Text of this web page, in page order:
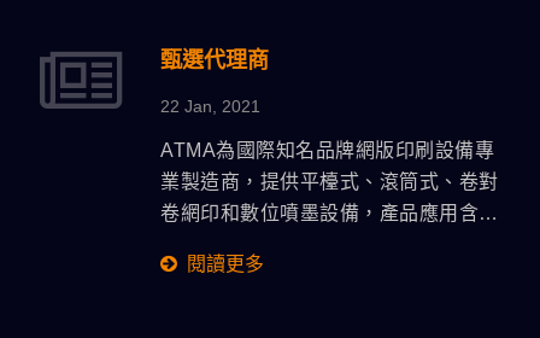
際市場上塑造臺灣產業創新形象。 至今
已經歷30屆，東遠秉持創新研發的初
衷，歷屆連續獲獎共87項，其中兩項榮
獲精品銀質獎。 追溯東遠自第一屆獲獎
的產品至第30屆，順應網印應用的發展
潮流，從草創期研發世界第一台氣動式
位化，智能化視覺對位系列網印生產
甄選代理商
22 Jan, 2021
ATMA為國際知名品牌網版印刷設備專
業製造商，提供平檯式、滾筒式、卷對
卷網印和數位噴墨設備，產品應用含蓋
印刷、玻璃印刷和生醫印刷等領域。為
閱讀更多